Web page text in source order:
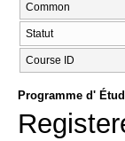
Common
Statut
Course ID
Programme d'